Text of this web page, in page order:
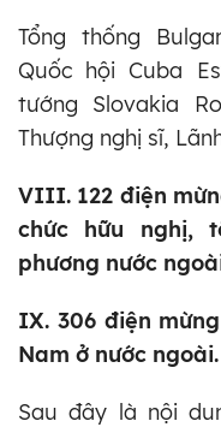
Tổng thống
Quốc hội Cuba
tướng Slovakia
Thượng nghị sĩ,
VIII. 122 điện
chức hữu nghị,
phương nước
IX. 306 điện
Nam ở nước ngoài.
Sau đây là nội